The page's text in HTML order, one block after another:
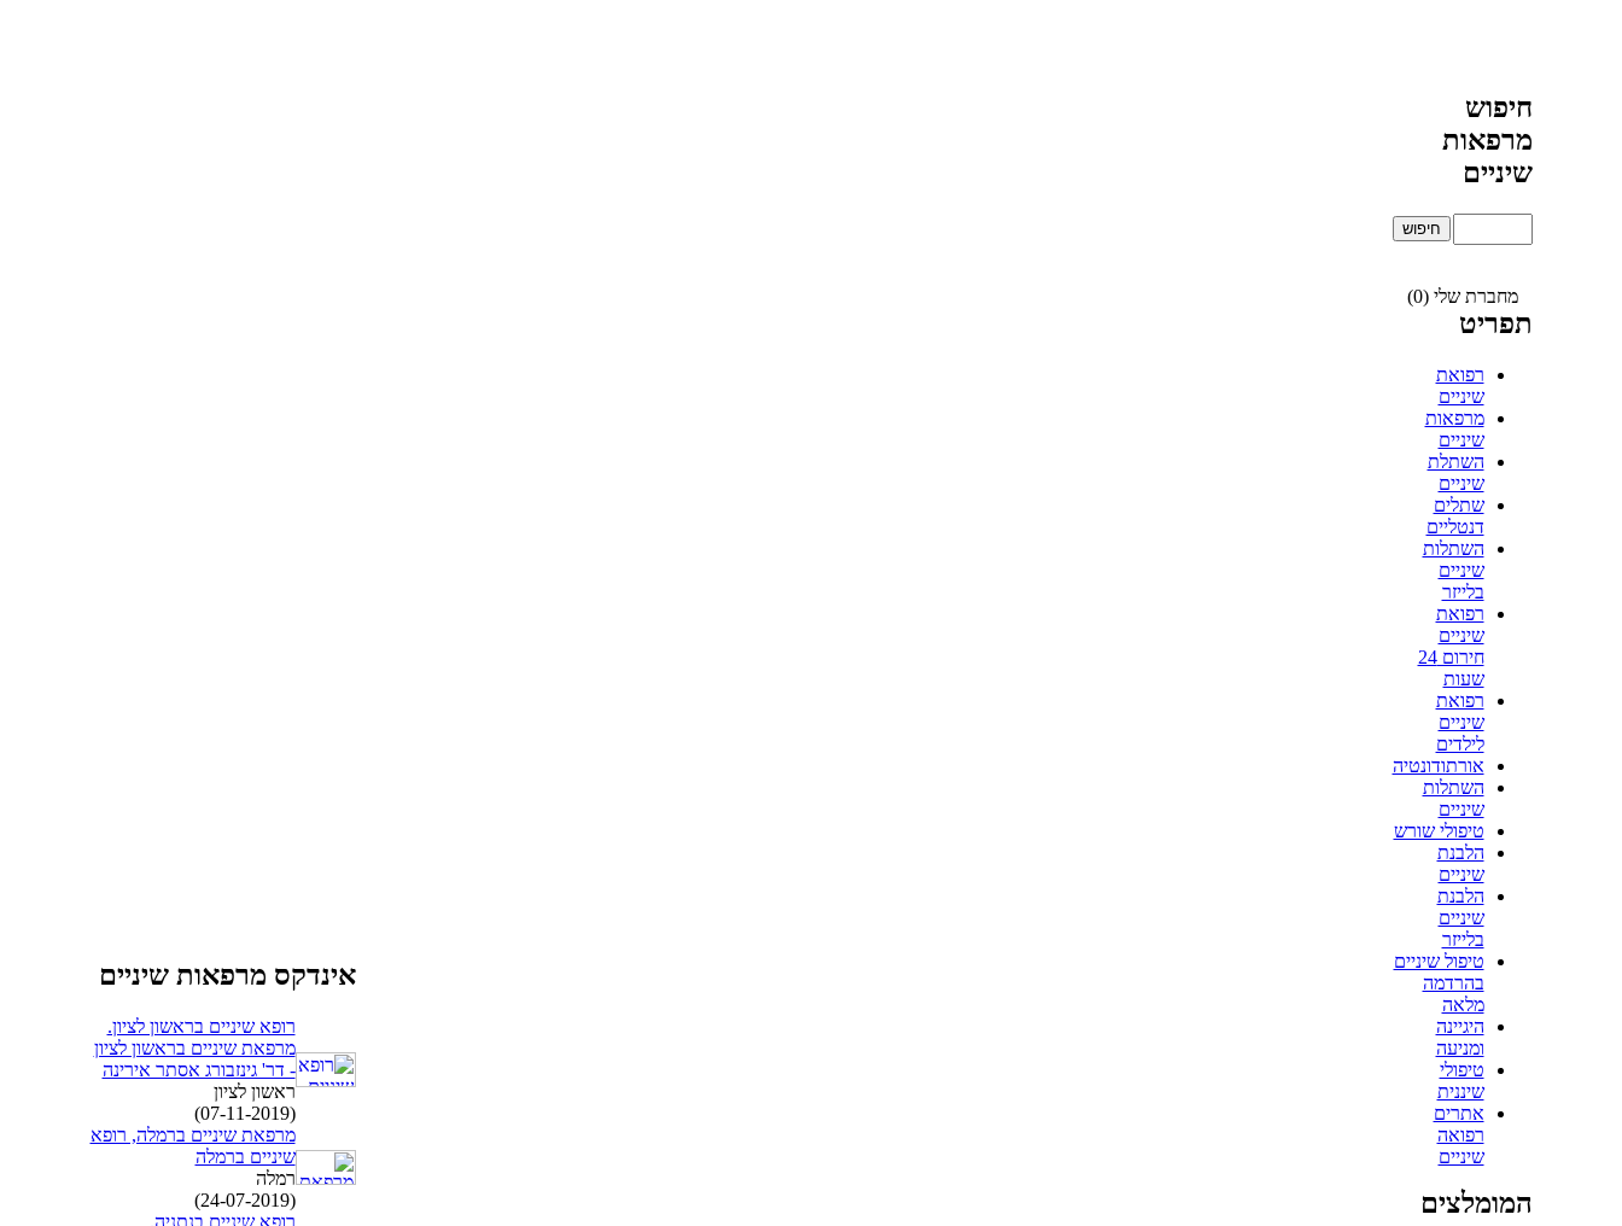
חיפוש
מרפאות
שיניים
מחברת שלי (0)
תפריט
רפואת
שיניים
מרפאות
שיניים
השתלת
שיניים
שתלים
דנטליים
השתלות
שיניים
בלייזר
רפואת
שיניים
חירום 24
שעות
רפואת
שיניים
לילדים
אורתודונטיה
השתלות
שיניים
טיפולי שורש
הלבנת
שיניים
הלבנת
שיניים
בלייזר
טיפול שיניים
בהרדמה
מלאה
היגיינה
ומניעה
טיפולי
שיננית
אתרים
רפואה
שיניים
המומלצים
אינדקס מרפאות שיניים
רופא שיניים בראשון לציון.
מרפאת שיניים בראשון לציון
- דר' גינזבורג אסתר אירינה
ראשון לציון
(07-11-2019)
מרפאת שיניים ברמלה, רופא
שיניים ברמלה
רמלה
(24-07-2019)
רופא שיניים בנתניה.